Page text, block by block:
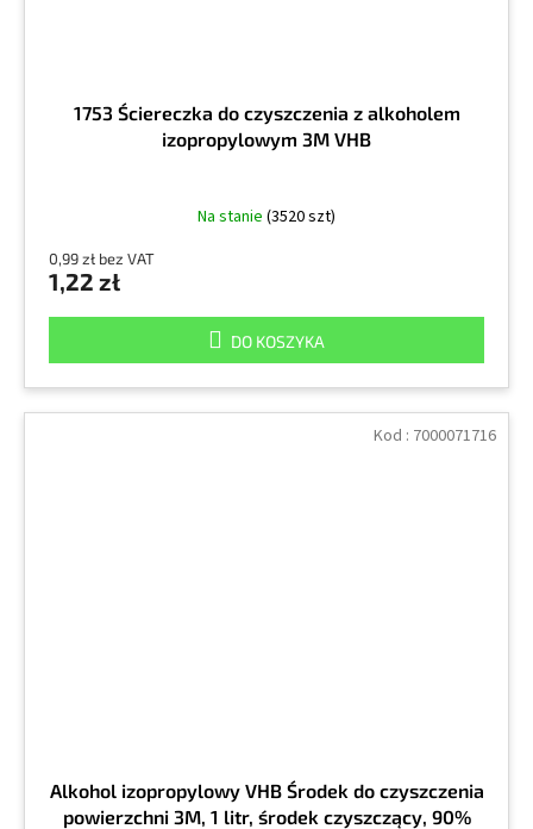
1753 Ściereczka do czyszczenia z alkoholem
izopropylowym 3M VHB
Na stanie (3520 szt)
0,99 zł bez VAT
1,22 zł
DO KOSZYKA
Alkohol izopropylowy VHB Środek do czyszczenia
powierzchni 3M, 1 litr, środek czyszczący, 90%
Kod : 7000071716